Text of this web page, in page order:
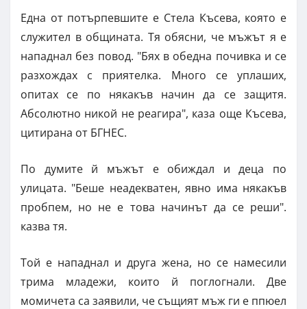
Една от потърпевшите е Стела Късева, която е
служител в общината. Тя обясни, че мъжът я е
нападнал без повод. "Бях в обедна почивка и се
разхождах с приятелка. Много се уплаших,
опитах се по някакъв начин да се защитя.
Абсолютно никой не реагира", каза още Късева,
цитирана от БГНЕС.
По думите й мъжът е обиждал и деца по
улицата. "Беше неадекватен, явно има някакъв
пробпем, но не е това начинът да се реши".
казва тя.
Той е нападнал и друга жена, но се намесили
трима младежи, които й поглогнали. Две
момичета са заявили, че същият мъж ги е ппюел